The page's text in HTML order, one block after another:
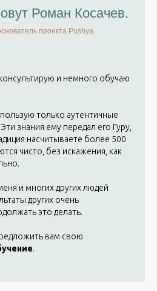
Роман Косачев.
проекта Pushya.
и немного обучаю
только аутентичные
знания ему передал его Гуру,
насчитываете более 500
чисто, без искажения, как
и многих других людей
других очень
это делать.
вам свою
.